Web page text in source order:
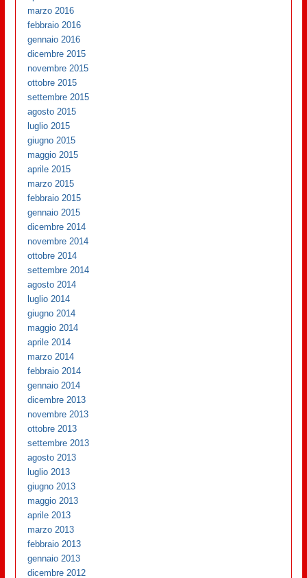
marzo 2016
febbraio 2016
gennaio 2016
dicembre 2015
novembre 2015
ottobre 2015
settembre 2015
agosto 2015
luglio 2015
giugno 2015
maggio 2015
aprile 2015
marzo 2015
febbraio 2015
gennaio 2015
dicembre 2014
novembre 2014
ottobre 2014
settembre 2014
agosto 2014
luglio 2014
giugno 2014
maggio 2014
aprile 2014
marzo 2014
febbraio 2014
gennaio 2014
dicembre 2013
novembre 2013
ottobre 2013
settembre 2013
agosto 2013
luglio 2013
giugno 2013
maggio 2013
aprile 2013
marzo 2013
febbraio 2013
gennaio 2013
dicembre 2012